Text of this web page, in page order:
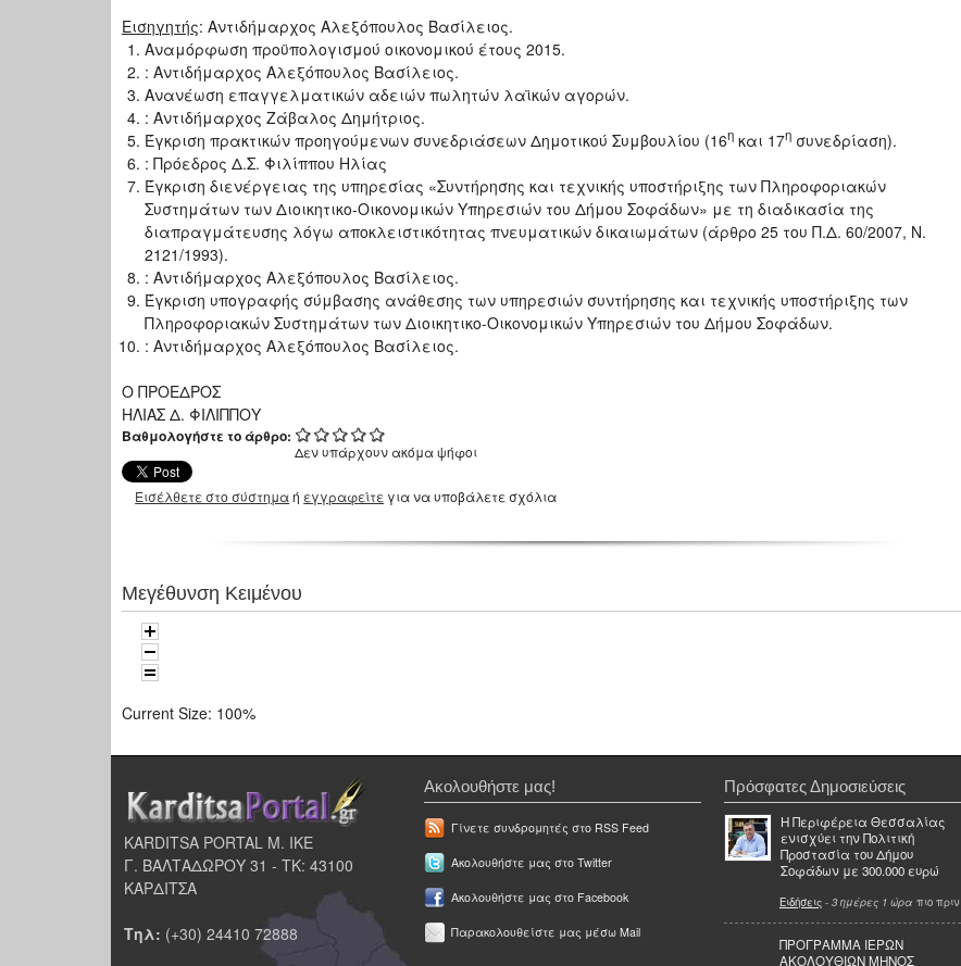
Εισηγητής: Αντιδήμαρχος Αλεξόπουλος Βασίλειος.
Αναμόρφωση προϋπολογισμού οικονομικού έτους 2015.
: Αντιδήμαρχος Αλεξόπουλος Βασίλειος.
Ανανέωση επαγγελματικών αδειών πωλητών λαϊκών αγορών.
: Αντιδήμαρχος Ζάβαλος Δημήτριος.
Έγκριση πρακτικών προηγούμενων συνεδριάσεων Δημοτικού Συμβουλίου (16η και 17η συνεδρίαση).
: Πρόεδρος Δ.Σ. Φιλίππου Ηλίας
Έγκριση διενέργειας της υπηρεσίας «Συντήρησης και τεχνικής υποστήριξης των Πληροφοριακών
Συστημάτων των Διοικητικο-Οικονομικών Υπηρεσιών του Δήμου Σοφάδων» με τη διαδικασία της
διαπραγμάτευσης λόγω αποκλειστικότητας πνευματικών δικαιωμάτων (άρθρο 25 του Π.Δ. 60/2007, Ν.
2121/1993).
: Αντιδήμαρχος Αλεξόπουλος Βασίλειος.
Έγκριση υπογραφής σύμβασης ανάθεσης των υπηρεσιών συντήρησης και τεχνικής υποστήριξης των
Πληροφοριακών Συστημάτων των Διοικητικο-Οικονομικών Υπηρεσιών του Δήμου Σοφάδων.
: Αντιδήμαρχος Αλεξόπουλος Βασίλειος.
Ο ΠΡΟΕΔΡΟΣ
ΗΛΙΑΣ Δ. ΦΙΛΙΠΠΟΥ
Βαθμολογήστε το άρθρο:
Δεν υπάρχουν ακόμα ψήφοι
Εισέλθετε στο σύστημαή εγγραφείτε για να υποβάλετε σχόλια
Μεγέθυνση Κειμένου
Current Size: 100%
KARDITSA PORTAL Μ. ΙΚΕ
Γ. ΒΑΛΤΑΔΩΡΟΥ 31 - ΤΚ: 43100
ΚΑΡΔΙΤΣΑ
Τηλ: (+30) 24410 72888
Ακολουθήστε μας!
Γίνετε συνδρομητές στο RSS Feed
Ακολουθήστε μας στο Twitter
Ακολουθήστε μας στο Facebook
Παρακολουθείστε μας μέσω Mail
Πρόσφατες Δημοσιεύσεις
Η Περιφέρεια Θεσσαλίας
ενισχύει την Πολιτική
Προστασία του Δήμου
Σοφάδων με 300.000 ευρώ
Ειδήσεις - 3 ημέρες 1 ώρα πιο πριν
ΠΡΟΓΡΑΜΜΑ ΙΕΡΩΝ
ΑΚΟΛΟΥΘΙΩΝ ΜΗΝΟΣ